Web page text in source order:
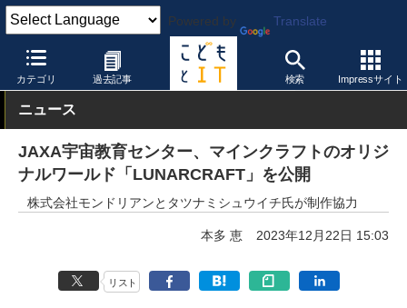
Powered by Translate
カテゴリ 過去記事 検索 Impressサイト
こどもとIT トピック 教育版マインクラフト
ニュース
JAXA宇宙教育センター、マインクラフトのオリジ
ナルワールド「LUNARCRAFT」を公開
株式会社モンドリアンとタツナミシュウイチ氏が制作協力
本多 恵 2023年12月22日 15:03
リスト